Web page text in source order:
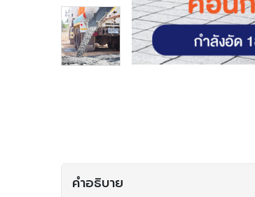
คำอธิบาย